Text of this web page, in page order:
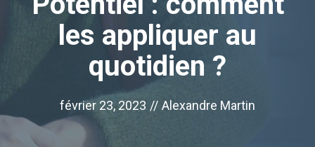
les appliquer au
quotidien ?
février 23, 2023 // Alexandre Martin